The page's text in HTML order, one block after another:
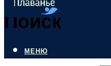
Поиск
МЕНЮ